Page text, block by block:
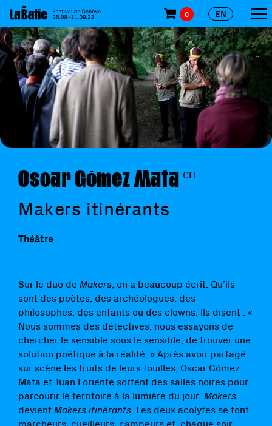
Oscar Gómez Mata CH
Makers itinérants
Théâtre
Sur le duo de Makers , on a beaucoup écrit. Qu’ils
sont des poètes, des archéologues, des
philosophes, des enfants ou des clowns. Ils disent : «
Nous sommes des détectives, nous essayons de
chercher le sensible sous le sensible, de trouver une
solution poétique à la réalité. » Après avoir partagé
sur scène les fruits de leurs fouilles, Oscar Gómez
Mata et Juan Loriente sortent des salles noires pour
parcourir le territoire à la lumière du jour. Makers
devient Makers itinérants . Les deux acolytes se font
marcheurs, cueilleurs, campeurs et, chaque soir,
0 EN